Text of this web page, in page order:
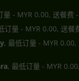
量 - MYR 0.00, 送餐费
订量 - MYR 0.00, 送餐
, 最低订量 - MYR 0.00,
, 最低订量 - MYR